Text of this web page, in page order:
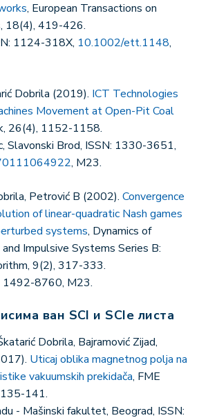
, European Transactions on
18(4), 419-426.
1124-318X, 10.1002/ett.1148,
Dobrila (2019). ICT Technologies
Movement at Open-Pit Coal
26(4), 1152-1158.
Slavonski Brod, ISSN: 1330-3651,
, M23.
Petrović B (2002). Convergence
of linear-quadratic Nash games
systems, Dynamics of
Impulsive Systems Series B:
9(2), 317-333.
1492-8760, M23.
ван SCI и SCIe листа
Dobrila, Bajramović Zijad,
Uticaj oblika magnetnog polja na
vakuumskih prekidača, FME
141.
- Mašinski fakultet, Beograd, ISSN: